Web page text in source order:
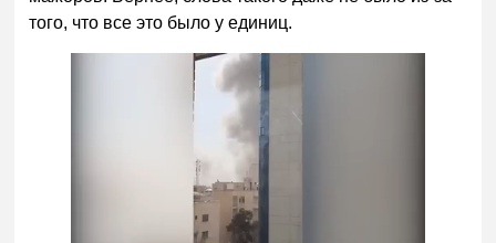
того, что все это было у единиц.